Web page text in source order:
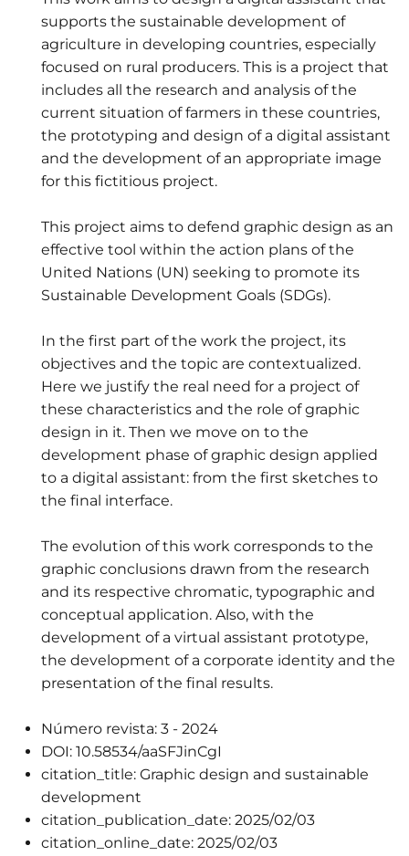
supports the sustainable development of
agriculture in developing countries, especially
focused on rural producers. This is a project that
includes all the research and analysis of the
current situation of farmers in these countries,
the prototyping and design of a digital assistant
and the development of an appropriate image
for this fictitious project.
This project aims to defend graphic design as an
effective tool within the action plans of the
United Nations (UN) seeking to promote its
Sustainable Development Goals (SDGs).
In the first part of the work the project, its
objectives and the topic are contextualized.
Here we justify the real need for a project of
these characteristics and the role of graphic
design in it. Then we move on to the
development phase of graphic design applied
to a digital assistant: from the first sketches to
the final interface.
The evolution of this work corresponds to the
graphic conclusions drawn from the research
and its respective chromatic, typographic and
conceptual application. Also, with the
development of a virtual assistant prototype,
the development of a corporate identity and the
presentation of the final results.
Número revista: 3 - 2024
DOI: 10.58534/aaSFJinCgI
citation_title: Graphic design and sustainable
development
citation_publication_date: 2025/02/03
citation_online_date: 2025/02/03